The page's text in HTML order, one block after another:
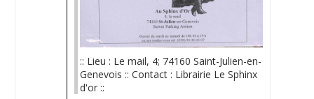
:: Lieu : Le mail, 4; 74160 Saint-Julien-en-
Genevois :: Contact : Librairie Le Sphinx
d'or ::